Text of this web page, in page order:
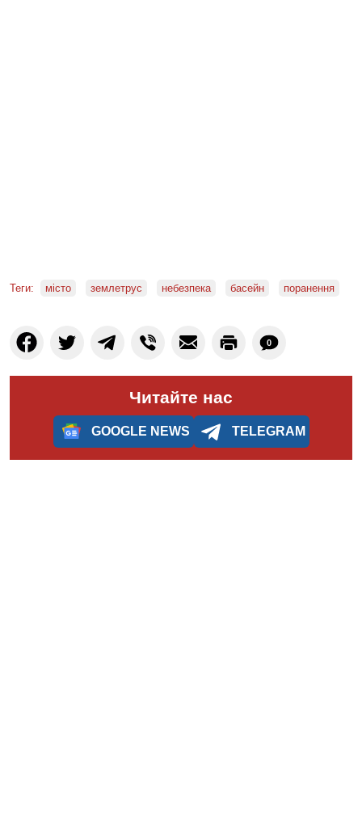
Теги: місто землетрус небезпека басейн поранення
0
Читайте нас
GOOGLE NEWS TELEGRAM